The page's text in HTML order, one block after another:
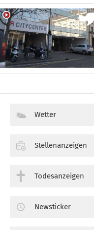
Wetter
Stellenanzeigen
Todesanzeigen
Newsticker